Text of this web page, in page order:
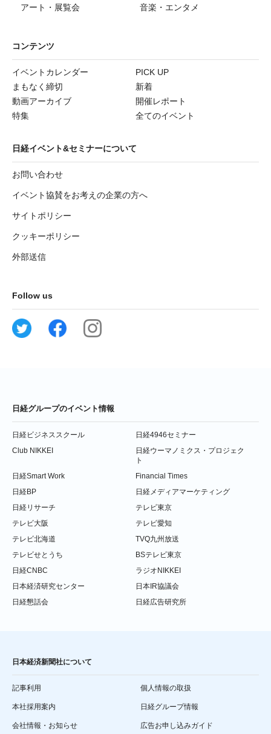
アート・展覧会
音楽・エンタメ
コンテンツ
イベントカレンダー
PICK UP
まもなく締切
新着
動画アーカイブ
開催レポート
特集
全てのイベント
日経イベント&セミナーについて
お問い合わせ
イベント協賛をお考えの企業の方へ
サイトポリシー
クッキーポリシー
外部送信
Follow us
日経グループのイベント情報
日経ビジネススクール
日経4946セミナー
Club NIKKEI
日経ウーマノミクス・プロジェク
ト
日経Smart Work
Financial Times
日経BP
日経メディアマーケティング
日経リサーチ
テレビ東京
テレビ大阪
テレビ愛知
テレビ北海道
TVQ九州放送
テレビせとうち
BSテレビ東京
日経CNBC
ラジオNIKKEI
日本経済研究センター
日本IR協議会
日経懇話会
日経広告研究所
日本経済新聞社について
記事利用 個人情報の取扱
本社採用案内 日経グループ情報
会社情報・お知らせ 広告お申し込みガイド